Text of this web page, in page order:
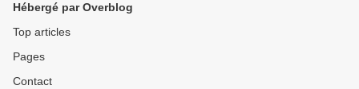
Hébergé par Overblog
Top articles
Pages
Contact